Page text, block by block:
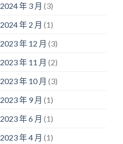
2024 年 3 月 (3)
2024 年 2 月 (1)
2023 年 12 月 (3)
2023 年 11 月 (2)
2023 年 10 月 (3)
2023 年 9 月 (1)
2023 年 6 月 (1)
2023 年 4 月 (1)